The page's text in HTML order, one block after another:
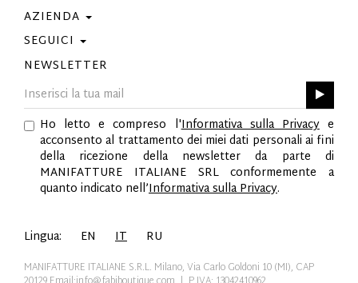
Contattaci
Condizioni Di Acquisto
Guida Taglie
AZIENDA
Privacy Policy
Cookie Policy
Best Of Fabi
GPSR
SEGUICI
Facebook
Instagram
Pinterest
Twitter
YouTube
LinkedIn
NEWSLETTER
Ho letto e compreso l'Informativa sulla Privacye
acconsento al trattamento dei miei dati personali ai fini
della ricezione della newsletter da parte di
MANIFATTURE ITALIANE SRL conformemente a
quanto indicato nell’Informativa sulla Privacy.
Lingua: EN IT RU
MANIFATTURE ITALIANE S.R.L. Milano, Via Carlo Goldoni 10 (MI), CAP